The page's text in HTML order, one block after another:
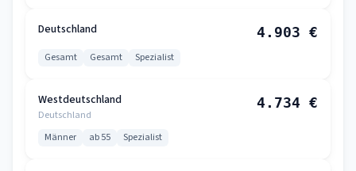
Deutschland 4.903 €
Gesamt Gesamt Spezialist
Westdeutschland
Deutschland
4.734 €
Männer ab 55 Spezialist